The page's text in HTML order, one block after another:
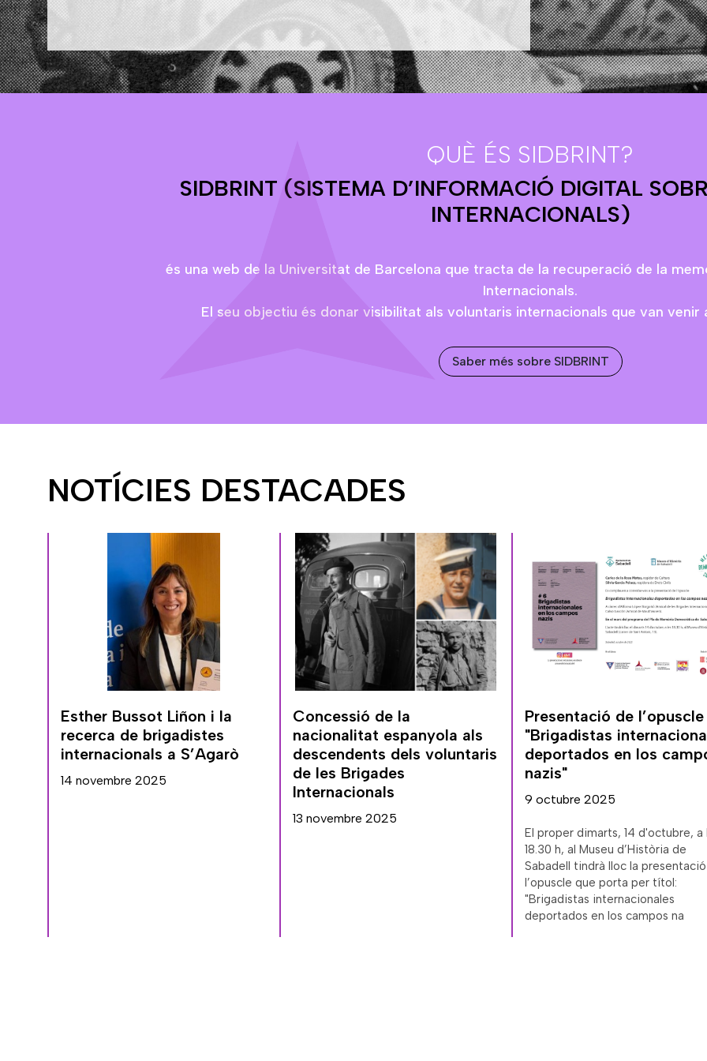
QUÈ ÉS SIDBRINT?
SIDBRINT (SISTEMA D’INFORMACIÓ DIGITAL
INTERNACIONALS)
és una web de la Universitat de Barcelona que tracta de la recuperació de la
Internacionals.
El seu objectiu és donar visibilitat als voluntaris internacionals que van venir
Saber més sobre SIDBRINT
NOTÍCIES DESTACADES
Esther Bussot Liñon i la
recerca de brigadistes
internacionals a S’Agarò
14 novembre 2025
Concessió de la
nacionalitat espanyola als
descendents dels voluntaris
de les Brigades
Internacionals
13 novembre 2025
Presentació de l’opuscle
"Brigadistas
deportados en los
nazis"
9 octubre 2025
El proper dimarts, 14 d'octubre, a
18.30 h, al Museu d’Història de
Sabadell tindrà lloc la
l’opuscle que porta per títol:
"Brigadistas internacionales
deportados en los campos na